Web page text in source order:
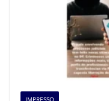
IMPRESSO